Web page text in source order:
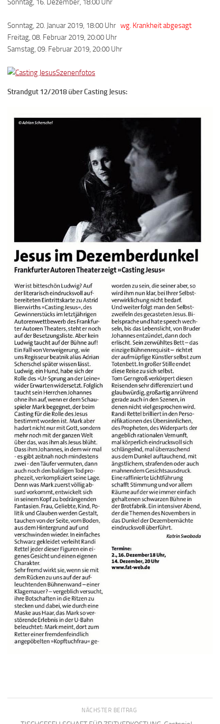
Sonntag, 16. Dezember, 18:00 Uhr
Sonntag, 20. Januar 2019, 18:00 Uhr wg. Krankheit abgesagt
Freitag, 08. Februar 2019, 20:00 Uhr
Samstag, 09. Februar 2019, 20:00 Uhr
Szenenfotos
Strandgut 12/2018 über Casting Jesus:
NÄCHSTER BEITRAG